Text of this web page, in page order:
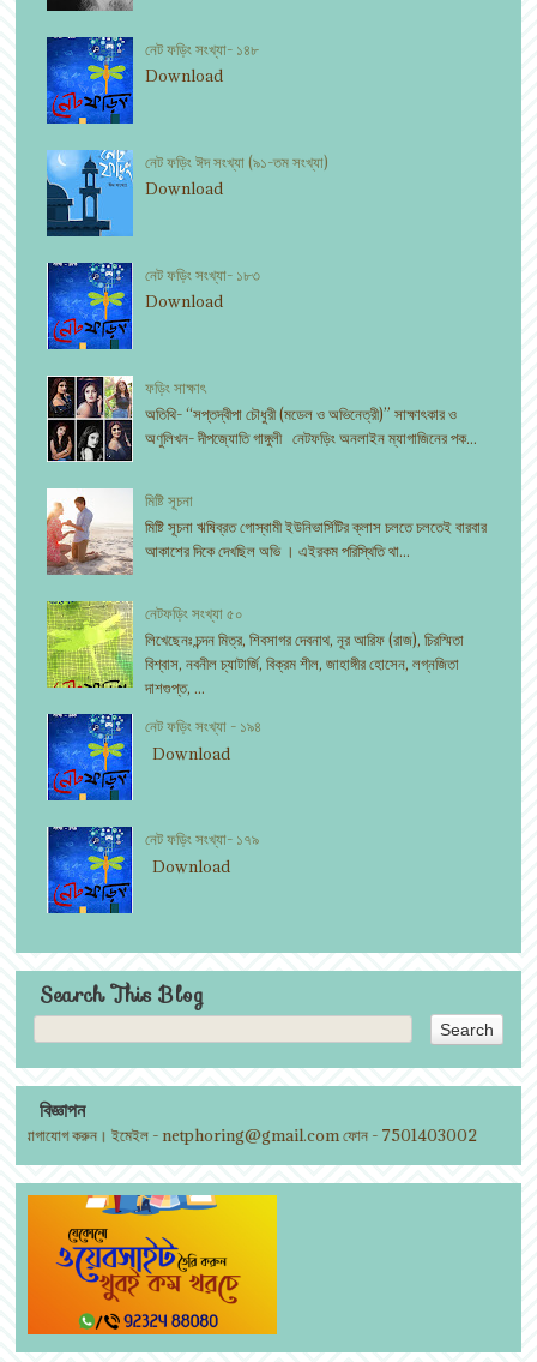
নেট ফড়িং সংখ্যা- ১৪৮
Download
নেট ফড়িং ঈদ সংখ্যা (৯১-তম সংখ্যা)
Download
নেট ফড়িং সংখ্যা- ১৮৩
Download
ফড়িং সাক্ষাৎ
অতিথি- “সপ্তদ্বীপা চৌধুরী (মডেল ও অভিনেত্রী)” সাক্ষাৎকার ও
অণুলিখন- দীপজ্যোতি গাঙ্গুলী নেটফড়িং অনলাইন ম্যাগাজিনের পক...
মিষ্টি সূচনা
মিষ্টি সূচনা ঋষিব্রত গোস্বামী ইউনিভার্সিটির ক্লাস চলতে চলতেই বারবার
আকাশের দিকে দেখছিল অভি । এইরকম পরিস্থিতি থা...
নেটফড়িং সংখ্যা ৫০
লিখেছেনঃ চন্দন মিত্র, শিবসাগর দেবনাথ, নূর আরিফ (রাজ), চিরস্মিতা
বিশ্বাস, নবনীল চ্যাটার্জি, বিক্রম শীল, জাহাঙ্গীর হোসেন, লগ্নজিতা
দাশগুপ্ত, ...
নেট ফড়িং সংখ্যা - ১৯৪
Download
নেট ফড়িং সংখ্যা- ১৭৯
Download
Search This Blog
বিজ্ঞাপন
করুন। ইমেইল - netphoring@gmail.com ফোন - 7501403002